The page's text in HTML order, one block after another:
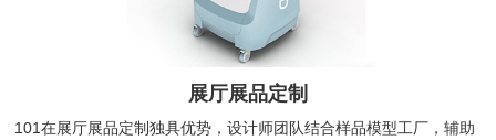
展厅展品定制
101在展厅展品定制独具优势，设计师团队结合样品模型工厂，辅助